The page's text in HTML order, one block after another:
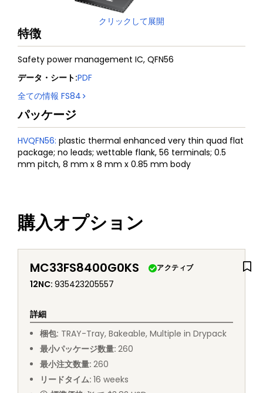
クリックして展開
特徴
Safety power management IC, QFN56
データ・シート:PDF
全ての情報 FS84
パッケージ
HVQFN56: plastic thermal enhanced very thin quad flat
package; no leads; wettable flank, 56 terminals; 0.5
mm pitch, 8 mm x 8 mm x 0.85 mm body
購入オプション
MC33FS8400G0KS アクティブ
12NC: 935423205557
詳細
梱包: TRAY-Tray, Bakeable, Multiple in Drypack
最小パッケージ数量: 260
最小注文数量: 260
リードタイム: 16 weeks